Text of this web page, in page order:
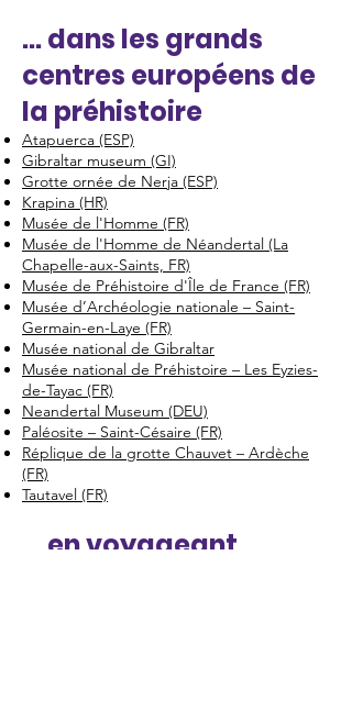
... dans les grands
centres européens de
la préhistoire
Atapuerca (ESP)
Gibraltar museum (GI)
Grotte ornée de Nerja (ESP)
Krapina (HR)
Musée de l'Homme (FR)
Musée de l'Homme de Néandertal (La
Chapelle-aux-Saints, FR)
Musée de Préhistoire d'Île de France (FR)
Musée d’Archéologie nationale – Saint-
Germain-en-Laye (FR)
Musée national de Gibraltar
Musée national de Préhistoire – Les Eyzies-
de-Tayac (FR)
Neandertal Museum (DEU)
Paléosite – Saint-Césaire (FR)
Réplique de la grotte Chauvet – Ardèche
(FR)
Tautavel (FR)
... en voyageant